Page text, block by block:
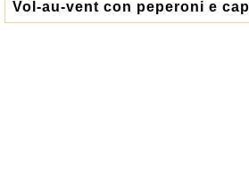
Vol-au-vent con peperoni e